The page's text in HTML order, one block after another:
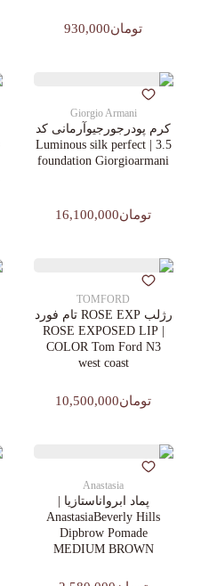
تومان930,000
Giorgio Armani
کرم پودرجورجیوآرمانی کد
3.5 | Luminous silk perfect
foundation Giorgioarmani
تومان16,100,000
TOMFORD
رژلب ROSE EXP تام فورد
| ROSE EXPOSED LIP
COLOR Tom Ford N3
west coast
تومان10,500,000
Anastasia
پماد ابرواناستازیا |
AnastasiaBeverly Hills
Dipbrow Pomade
MEDIUM BROWN